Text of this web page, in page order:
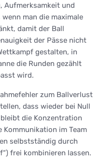
Aufmerksamkeit und
man die maximale
damit der Ball
der Pässe nicht
gestalten, in
die Runden gezählt
wird.
zum Ballverlust
dass wieder bei Null
die Konzentration
im Team
selbstständig durch
frei kombinieren lassen.